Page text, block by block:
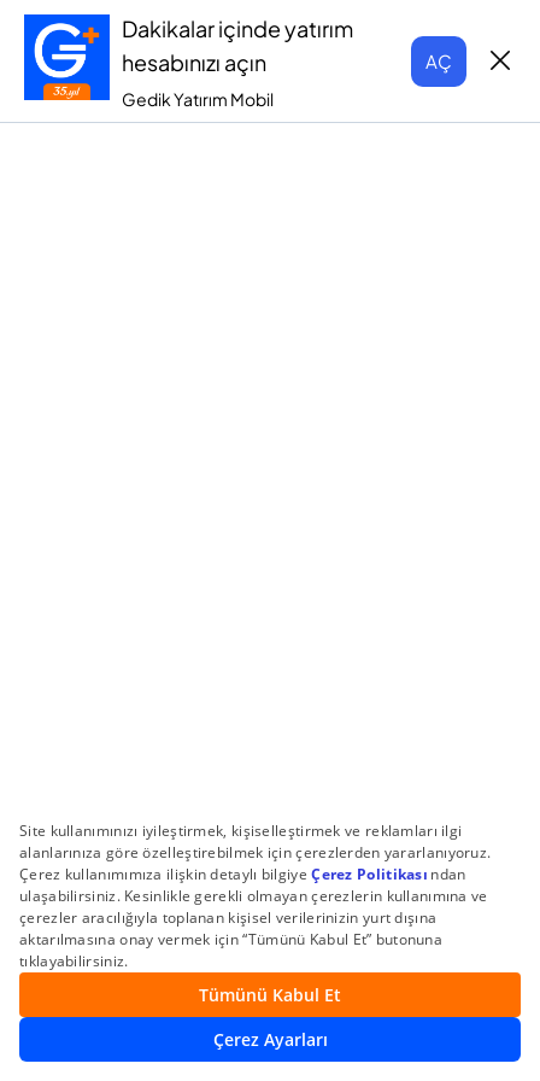
Dakikalar içinde yatırım
hesabınızı açın
Gedik Yatırım Mobil
AÇ